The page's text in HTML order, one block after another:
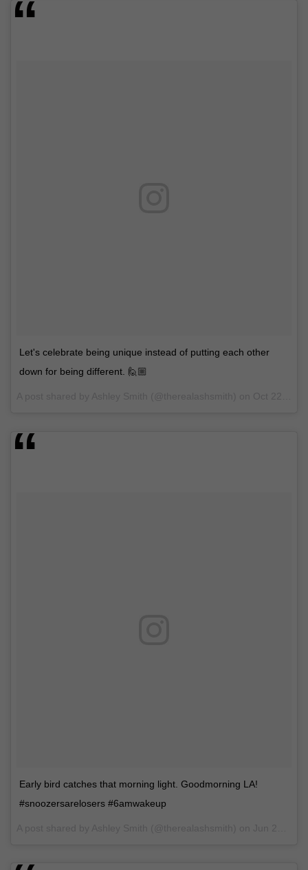
Let's celebrate being unique instead of putting each other
down for being different. 🙋🏼
Early bird catches that morning light. Goodmorning LA!
#snoozersarelosers #6amwakeup